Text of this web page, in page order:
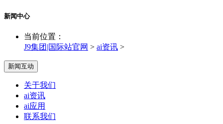
新闻中心
当前位置：
J9集团|国际站官网 > ai资讯 >
新闻互动
关于我们
ai资讯
ai应用
联系我们